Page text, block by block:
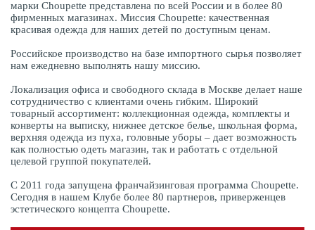
марки Choupette представлена по всей России и в более 80
фирменных магазинах. Миссия Choupette: качественная
красивая одежда для наших детей по доступным ценам.
Российское производство на базе импортного сырья позволяет
нам ежедневно выполнять нашу миссию.
Локализация офиса и свободного склада в Москве делает наше
сотрудничество с клиентами очень гибким. Широкий
товарный ассортимент: коллекционная одежда, комплекты и
конверты на выписку, нижнее детское белье, школьная форма,
верхняя одежда из пуха, головные уборы – дает возможность
как полностью одеть магазин, так и работать с отдельной
целевой группой покупателей.
С 2011 года запущена франчайзинговая программа Choupette.
Сегодня в нашем Клубе более 80 партнеров, приверженцев
эстетического концепта Choupette.